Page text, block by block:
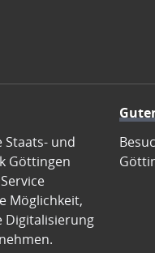
Staats- und
Göttingen
Möglichkeit,
Digitalisierung